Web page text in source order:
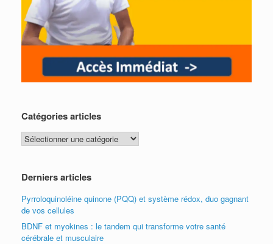
Catégories articles
Catégories
articles
Derniers articles
Pyrroloquinoléine quinone (PQQ) et système rédox, duo gagnant
de vos cellules
BDNF et myokines : le tandem qui transforme votre santé
cérébrale et musculaire